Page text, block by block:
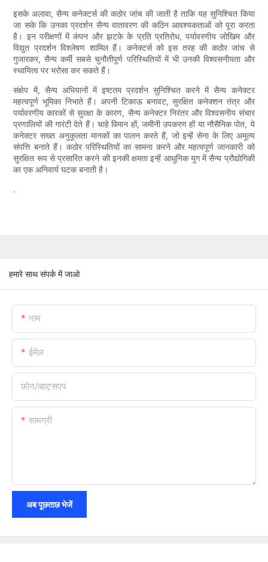
इसके अलावा, सैन्य कनेक्टर्स की कठोर जांच की जाती है ताकि यह सुनिश्चित किया
जा सके कि उनका प्रदर्शन सैन्य वातावरण की कठिन आवश्यकताओं को पूरा करता
है। इन परीक्षणों में कंपन और झटके के प्रति प्रतिरोध, पर्यावरणीय जोखिम और
विद्युत प्रदर्शन विश्लेषण शामिल हैं। कनेक्टर्स को इस तरह की कठोर जांच से
गुजारकर, सैन्य कर्मी सबसे चुनौतीपूर्ण परिस्थितियों में भी उनकी विश्वसनीयता और
स्थायित्व पर भरोसा कर सकते हैं।
संक्षेप में, सैन्य अभियानों में इष्टतम प्रदर्शन सुनिश्चित करने में सैन्य कनेक्टर
महत्वपूर्ण भूमिका निभाते हैं। अपनी टिकाऊ बनावट, सुरक्षित कनेक्शन तंत्र और
पर्यावरणीय कारकों से सुरक्षा के कारण, सैन्य कनेक्टर निरंतर और विश्वसनीय संचार
प्रणालियों की गारंटी देते हैं। चाहे विमान हों, जमीनी उपकरण हों या नौसैनिक पोत, ये
कनेक्टर सख्त अनुकूलता मानकों का पालन करते हैं, जो इन्हें सेना के लिए अमूल्य
संपत्ति बनाते हैं। कठोर परिस्थितियों का सामना करने और महत्वपूर्ण जानकारी को
सुरक्षित रूप से प्रसारित करने की इनकी क्षमता इन्हें आधुनिक युग में सैन्य प्रौद्योगिकी
का एक अनिवार्य घटक बनाती है।
.
हमारे साथ संपर्क में जाओ
नाम
ईमेल
फ़ोन/व्हाट्सएप
सामग्री
अब पूछताछ भेजें